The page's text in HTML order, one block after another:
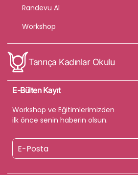
Randevu Al
Workshop
Tanrıça Kadınlar Okulu
E-Bülten Kayıt
Workshop ve Eğitimlerimizden
ilk önce senin haberin olsun.